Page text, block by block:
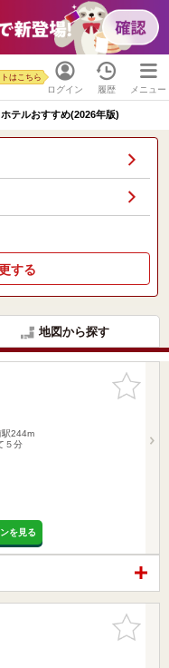
ログイン
はこちら
履歴 メニュー
テルおすすめ(2026年版)
する
地図から探す
お気に入
りに追加
駅244m
５分
を見る
お気に入
りに追加